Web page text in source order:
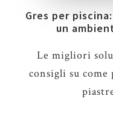
Gres per
un
Le migliori
consigli su